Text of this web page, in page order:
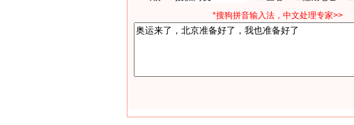
*搜狗拼音输入法，中文处理专家>>